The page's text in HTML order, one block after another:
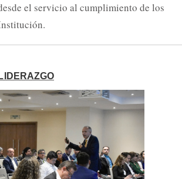
el servicio al cumplimiento de los